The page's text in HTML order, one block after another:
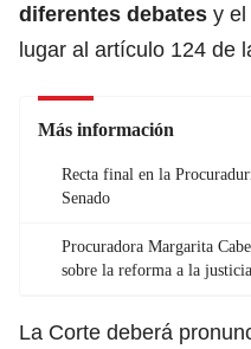
diferentes debates y el
lugar al artículo 124 de
Más información
Recta final en la
Senado
Procuradora Margarita
sobre la reforma a la justicia
La Corte deberá